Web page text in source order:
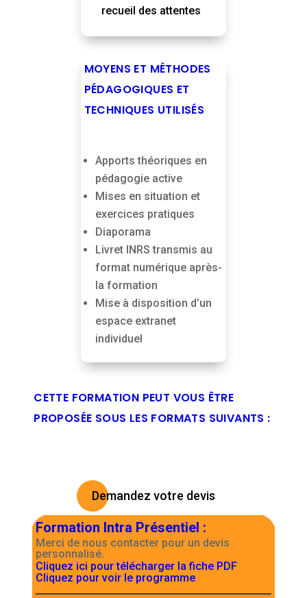
recueil des attentes
MOYENS ET MÉTHODES
PÉDAGOGIQUES ET
TECHNIQUES UTILISÉS
Apports théoriques en
pédagogie active
Mises en situation et
exercices pratiques
Diaporama
Livret INRS transmis au
format numérique après-
la formation
Mise à disposition d’un
espace extranet
individuel
CETTE FORMATION PEUT VOUS ÊTRE
PROPOSÉE SOUS LES FORMATS SUIVANTS :
Demandez votre devis
Formation Intra Présentiel :
Merci de nous contacter pour un devis
personnalisé.
Cliquez ici pour télécharger la fiche PDF
Cliquez pour voir le programme